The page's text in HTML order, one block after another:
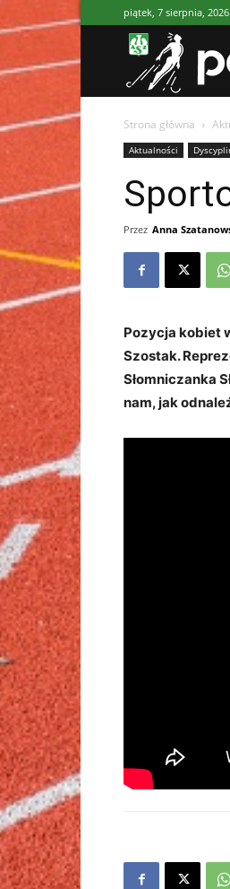
piątek, 7 sierpnia, 2026
Strona główna
Aktualności
Przez Anna
Pozycja kobiet
Szostak.
Słomniczanka
nam, jak